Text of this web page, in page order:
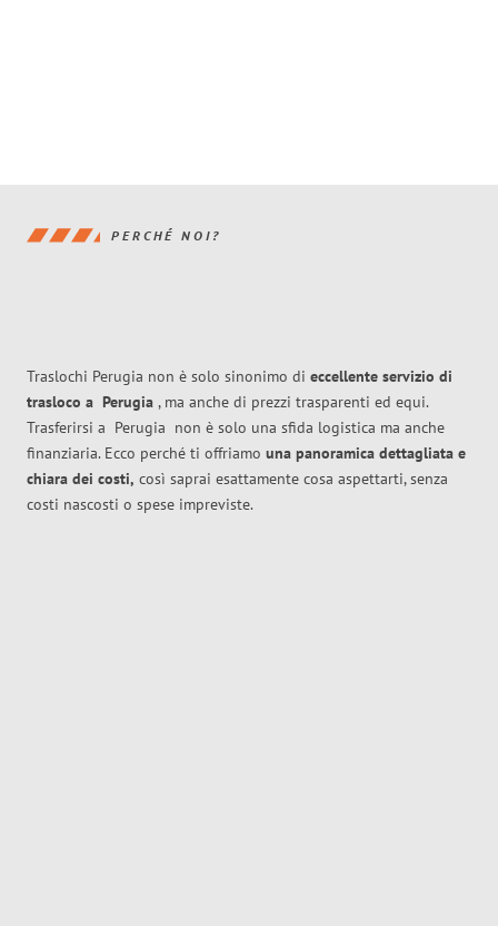
PERCHÉ NOI?
Traslochi Perugia non è solo sinonimo di eccellente servizio di
trasloco a Perugia , ma anche di prezzi trasparenti ed equi.
Trasferirsi a Perugia non è solo una sfida logistica ma anche
finanziaria. Ecco perché ti offriamo una panoramica dettagliata e
chiara dei costi, così saprai esattamente cosa aspettarti, senza
costi nascosti o spese impreviste.